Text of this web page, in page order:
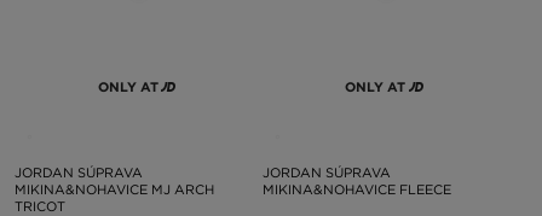
ONLY AT
JORDAN SÚPRAVA
MIKINA&NOHAVICE MJ ARCH
TRICOT
ONLY AT
JORDAN SÚPRAVA
MIKINA&NOHAVICE FLEECE